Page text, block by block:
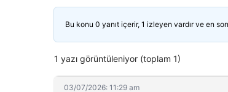
Bu konu 0 yanıt içerir, 1 izleyen vardır ve en son
1 yazı görüntüleniyor (toplam 1)
03/07/2026: 11:29 am